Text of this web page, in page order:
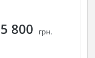
5 800 грн.